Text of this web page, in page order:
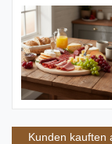
Kunden kauften